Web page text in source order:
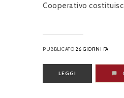
Cooperativo
PUBBLICATO 26 GIORNI FA
LEGGI